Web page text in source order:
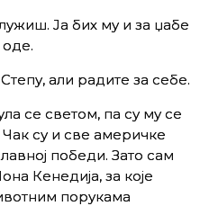
Ја бих му и за џабе
али радите за себе.
се светом, па су му се
су и све америчке
победи. Зато сам
Кенедија, за које
порукама